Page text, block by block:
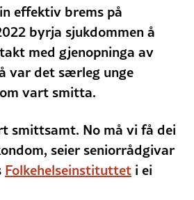
effektiv brems på
byrja sjukdommen å
med gjenopninga av
var det særleg unge
vart smitta.
smittsamt. No må vi få dei
seier seniorrådgivar
Folkehelseinstituttet i ei